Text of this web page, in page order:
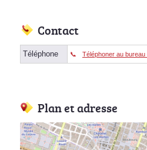
Contact
Téléphone Téléphoner au bureau
Plan et adresse